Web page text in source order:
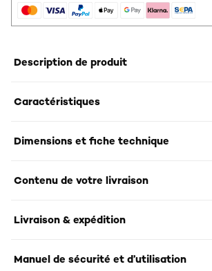
Description de produit
Caractéristiques
Dimensions et fiche technique
Contenu de votre livraison
Livraison & expédition
Manuel de sécurité et d’utilisation